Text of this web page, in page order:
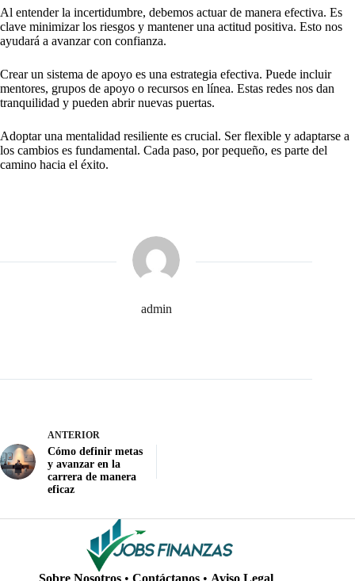
Al entender la incertidumbre, debemos actuar de manera efectiva. Es
clave minimizar los riesgos y mantener una actitud positiva. Esto nos
ayudará a avanzar con confianza.
Crear un sistema de apoyo es una estrategia efectiva. Puede incluir
mentores, grupos de apoyo o recursos en línea. Estas redes nos dan
tranquilidad y pueden abrir nuevas puertas.
Adoptar una mentalidad resiliente es crucial. Ser flexible y adaptarse a
los cambios es fundamental. Cada paso, por pequeño, es parte del
camino hacia el éxito.
admin
ANTERIOR
Cómo definir metas
y avanzar en la
carrera de manera
eficaz
Sobre Nosotros • Contáctanos • Aviso Legal